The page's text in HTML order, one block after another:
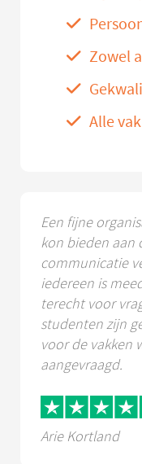
Zowel
Alle
Een fijne
kon bieden aan
communicatie
iedereen is
terecht voor
studenten zijn
voor de vakken
aangevraagd.
Arie Kortland